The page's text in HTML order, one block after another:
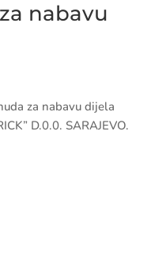
nabavu
za nabavu dijela
D.0.0. SARAJEVO.